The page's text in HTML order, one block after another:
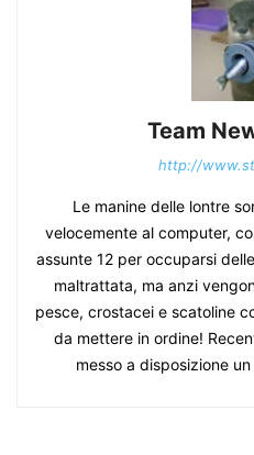
Team
http://
Le manine delle lontre
velocemente al computer,
assunte 12 per occuparsi
maltrattata, ma anzi
pesce, crostacei e scatoline
da mettere in ordine!
messo a disposizione